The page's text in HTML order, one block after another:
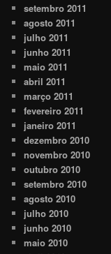
setembro 2011
agosto 2011
julho 2011
junho 2011
maio 2011
abril 2011
março 2011
fevereiro 2011
janeiro 2011
dezembro 2010
novembro 2010
outubro 2010
setembro 2010
agosto 2010
julho 2010
junho 2010
maio 2010